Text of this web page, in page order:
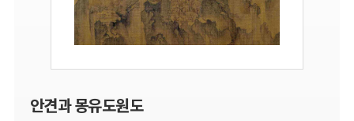
안견과 몽유도원도